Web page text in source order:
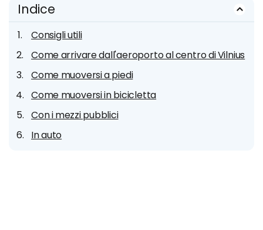
Indice
Consigli utili
Come arrivare dall'aeroporto al centro di Vilnius
Come muoversi a piedi
Come muoversi in bicicletta
Con i mezzi pubblici
In auto